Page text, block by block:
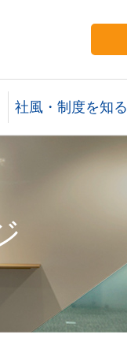
社風・制度を知る